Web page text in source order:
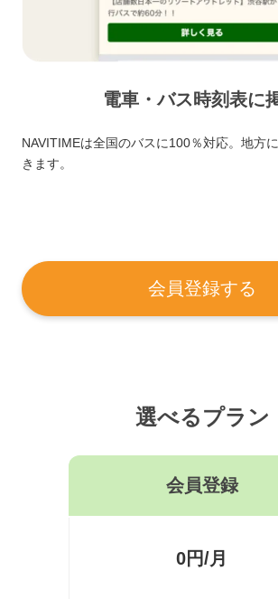
電車・バス時刻表に
NAVITIMEは全国のバスに100％対応。地方
きます。
会員登録する
選べるプラン
会員登録
0円/月